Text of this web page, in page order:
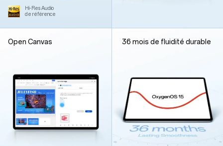
Hi-Res Audio
de référence
Open Canvas 36 mois de fluidité durable